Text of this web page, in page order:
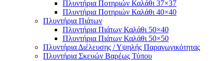
Πλυντήρια Ποτηριών Καλάθι 37×37
Πλυντήρια Ποτηριών Καλάθι 40×40
Πλυντήρια Πιάτων
Πλυντήρια Πιάτων Καλάθι 50×40
Πλυντήρια Πιάτων Καλάθι 50×50
Πλυντήρια Διέλευσης / Υψηλής Παραγωγικότητας
Πλυντήρια Σκευών Βαρέως Τύπου